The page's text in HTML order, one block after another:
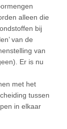
alleen die
bij
van de
van
Er is nu
met het
tussen
in elkaar